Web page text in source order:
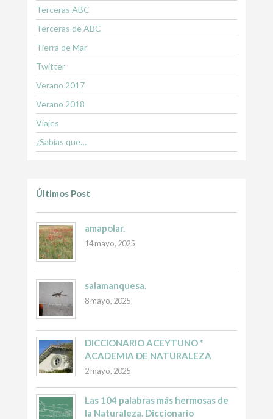
Terceras ABC
Terceras de ABC
Tierra de Mar
Twitter
Verano 2017
Verano 2018
Viajes
¿Sabías que…
Últimos Post
amapolar.
14 mayo, 2025
salamanquesa.
8 mayo, 2025
DICCIONARIO ACEYTUNO *
ACADEMIA DE NATURALEZA
2 mayo, 2025
Las 104 palabras más hermosas de
la Naturaleza. Diccionario